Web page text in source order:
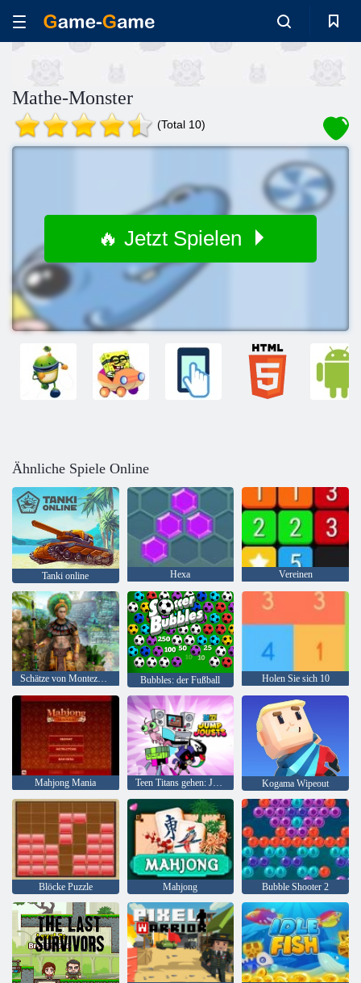
Mathe-Monster
(Total 10)
🔥 Jetzt Spielen
Ähnliche Spiele Online
Tanki online Hexa Vereinen
Schätze von Montezuma 2 Bubbles: der Fußball Holen Sie sich 10
Mahjong Mania Teen Titans gehen: Jump Joss Kogama Wipeout
Blöcke Puzzle Mahjong Bubble Shooter 2